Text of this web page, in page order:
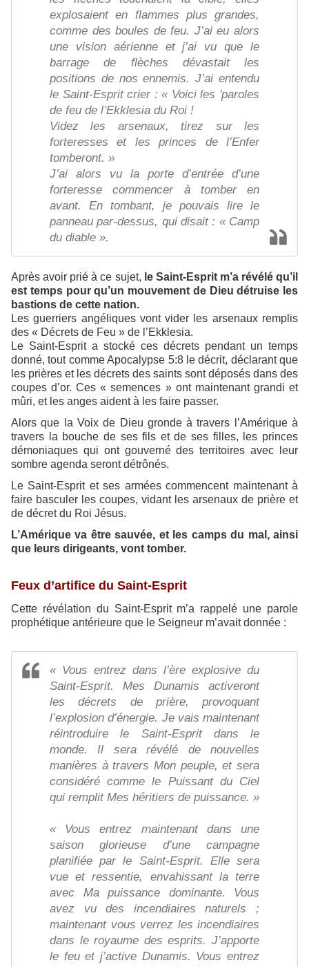
explosaient en flammes plus grandes,
comme des boules de feu. J’ai eu alors
une vision aérienne et j’ai vu que le
barrage de flèches dévastait les
positions de nos ennemis. J’ai entendu
le Saint-Esprit crier : « Voici les 'paroles
de feu de l’Ekklesia du Roi !
Videz les arsenaux, tirez sur les
forteresses et les princes de l’Enfer
tomberont. »
J’ai alors vu la porte d’entrée d’une
forteresse commencer à tomber en
avant. En tombant, je pouvais lire le
panneau par-dessus, qui disait : « Camp
du diable ».
Après avoir prié à ce sujet, le Saint-Esprit m’a révélé qu’il
est temps pour qu’un mouvement de Dieu détruise les
bastions de cette nation.
Les guerriers angéliques vont vider les arsenaux remplis
des « Décrets de Feu » de l’Ekklesia.
Le Saint-Esprit a stocké ces décrets pendant un temps
donné, tout comme Apocalypse 5:8 le décrit, déclarant que
les prières et les décrets des saints sont déposés dans des
coupes d’or. Ces « semences » ont maintenant grandi et
mûri, et les anges aident à les faire passer.
Alors que la Voix de Dieu gronde à travers l’Amérique à
travers la bouche de ses fils et de ses filles, les princes
démoniaques qui ont gouverné des territoires avec leur
sombre agenda seront détrônés.
Le Saint-Esprit et ses armées commencent maintenant à
faire basculer les coupes, vidant les arsenaux de prière et
de décret du Roi Jésus.
L’Amérique va être sauvée, et les camps du mal, ainsi
que leurs dirigeants, vont tomber.
Feux d’artifice du Saint-Esprit
Cette révélation du Saint-Esprit m’a rappelé une parole
prophétique antérieure que le Seigneur m’avait donnée :
« Vous entrez dans l’ère explosive du
Saint-Esprit. Mes Dunamis activeront
les décrets de prière, provoquant
l’explosion d’énergie. Je vais maintenant
réintroduire le Saint-Esprit dans le
monde. Il sera révélé de nouvelles
manières à travers Mon peuple, et sera
considéré comme le Puissant du Ciel
qui remplit Mes héritiers de puissance. »
« Vous entrez maintenant dans une
saison glorieuse d’une campagne
planifiée par le Saint-Esprit. Elle sera
vue et ressentie, envahissant la terre
avec Ma puissance dominante. Vous
avez vu des incendiaires naturels ;
maintenant vous verrez les incendiaires
dans le royaume des esprits. J’apporte
le feu et j’active Dunamis. Vous entrez